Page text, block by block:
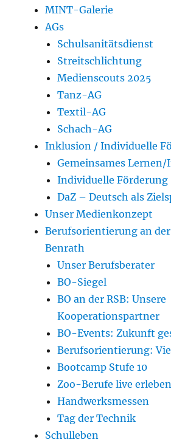
MINT-Galerie
AGs
Schulsanitätsdienst
Streitschlichtung
Medienscouts 2025
Tanz-AG
Textil-AG
Schach-AG
Inklusion / Individuelle
Gemeinsames
Individuelle Förderung
DaZ – Deutsch als
Unser Medienkonzept
Berufsorientierung an der
Benrath
Unser Berufsberater
BO-Siegel
BO an der RSB: Unsere
Kooperationspartner
BO-Events: Zukunft
Berufsorientierung:
Bootcamp Stufe 10
Zoo-Berufe live erleben
Handwerksmessen
Tag der Technik
Schulleben